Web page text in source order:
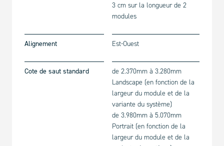
3 cm sur la longueur de 2
modules
Alignement Est-Ouest
Cote de saut standard
de 2.370mm à 3.280mm
Landscape (en fonction de la
largeur du module et de la
variante du système)
de 3.980mm à 5.070mm
Portrait (en fonction de la
largeur du module et de la